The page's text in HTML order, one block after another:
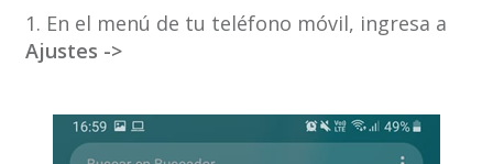
1. En el menú de tu teléfono móvil, ingresa a
Ajustes ->